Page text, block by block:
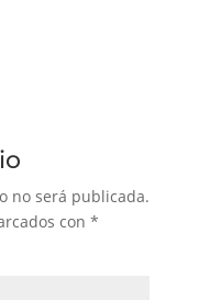
no será publicada.
con *